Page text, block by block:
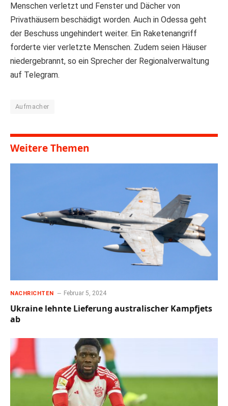
Menschen verletzt und Fenster und Dächer von
Privathäusern beschädigt worden. Auch in Odessa geht
der Beschuss ungehindert weiter. Ein Raketenangriff
forderte vier verletzte Menschen. Zudem seien Häuser
niedergebrannt, so ein Sprecher der Regionalverwaltung
auf Telegram.
Aufmacher
Weitere Themen
NACHRICHTEN Februar 5, 2024
Ukraine lehnte Lieferung australischer Kampfjets
ab